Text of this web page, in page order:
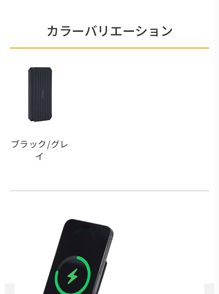
カラーバリエーション
ブラック/グレ
イ